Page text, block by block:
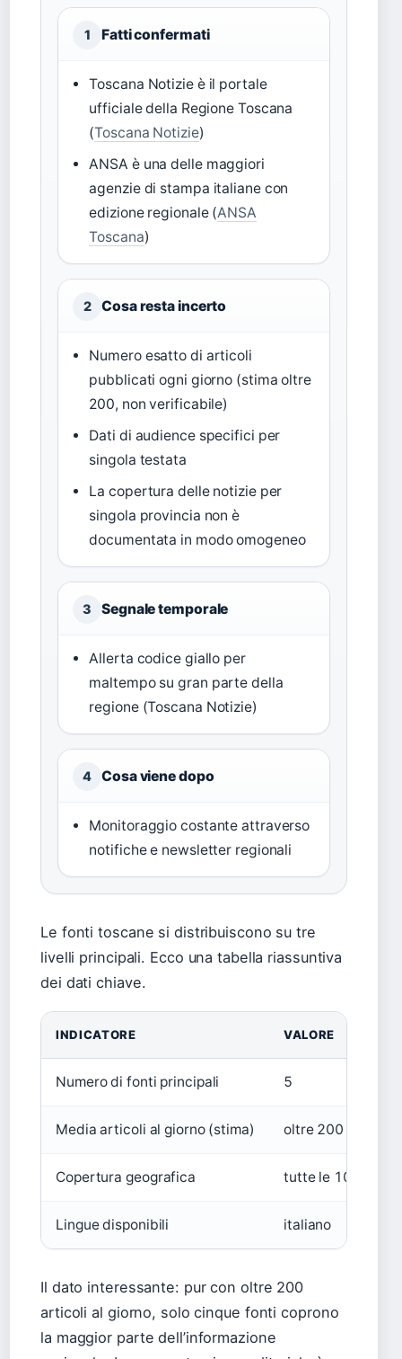
1 Fatti confermati
Toscana Notizie è il portale
ufficiale della Regione Toscana
(Toscana Notizie)
ANSA è una delle maggiori
agenzie di stampa italiane con
edizione regionale (ANSA
Toscana)
2 Cosa resta incerto
Numero esatto di articoli
pubblicati ogni giorno (stima oltre
200, non verificabile)
Dati di audience specifici per
singola testata
La copertura delle notizie per
singola provincia non è
documentata in modo omogeneo
3 Segnale temporale
Allerta codice giallo per
maltempo su gran parte della
regione (Toscana Notizie)
4 Cosa viene dopo
Monitoraggio costante attraverso
notifiche e newsletter regionali
Le fonti toscane si distribuiscono su tre
livelli principali. Ecco una tabella riassuntiva
dei dati chiave.
INDICATORE VALORE
Numero di fonti principali 5
Media articoli al giorno (stima) oltre 200
Copertura geografica tutte le 10
Lingue disponibili italiano
Il dato interessante: pur con oltre 200
articoli al giorno, solo cinque fonti coprono
la maggior parte dell’informazione